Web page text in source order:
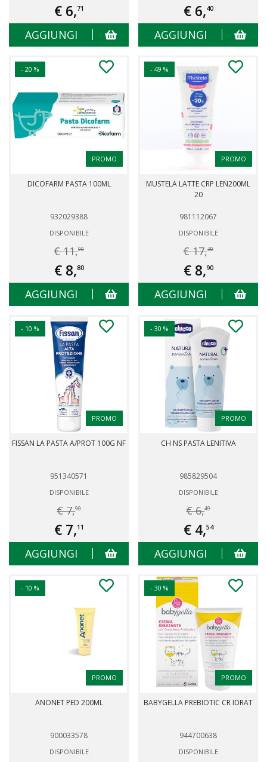
€ 6,71
AGGIUNGI
€ 6,40
AGGIUNGI
- 20 %
PROMO
DICOFARM PASTA 100ML
932029388
DISPONIBILE
€ 11,00
€ 8,80
AGGIUNGI
- 49 %
PROMO
MUSTELA LATTE CRP LEN200ML
20
981112067
DISPONIBILE
€ 17,30
€ 8,90
AGGIUNGI
- 10 %
PROMO
FISSAN LA PASTA A/PROT 100G NF
951340571
DISPONIBILE
€ 7,90
€ 7,11
AGGIUNGI
- 30 %
PROMO
CH NS PASTA LENITIVA
985829504
DISPONIBILE
€ 6,49
€ 4,54
AGGIUNGI
- 10 %
PROMO
ANONET PED 200ML
900033578
DISPONIBILE
- 30 %
PROMO
BABYGELLA PREBIOTIC CR IDRAT
944700638
DISPONIBILE